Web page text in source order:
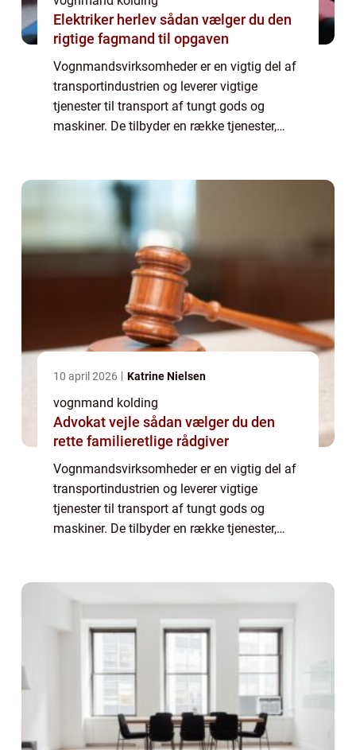
Elektriker herlev sådan vælger du den
rigtige fagmand til opgaven
Vognmandsvirksomheder er en vigtig del af
transportindustrien og leverer vigtige
tjenester til transport af tungt gods og
maskiner. De tilbyder en række tjenester,
byggemater...
10 april 2026 Katrine Nielsen
vognmand kolding
Advokat vejle sådan vælger du den
rette familieretlige rådgiver
Vognmandsvirksomheder er en vigtig del af
transportindustrien og leverer vigtige
tjenester til transport af tungt gods og
maskiner. De tilbyder en række tjenester,